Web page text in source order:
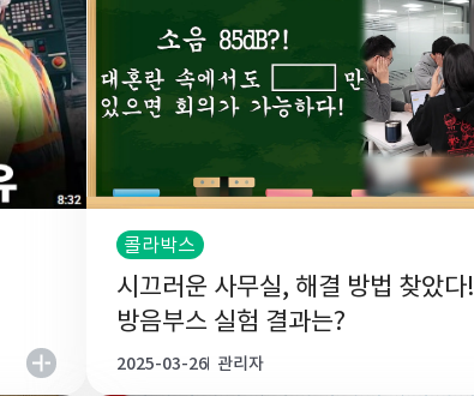
콜라박스
시끄러운 사무실, 해결 방법 찾았다!
방음부스 실험 결과는?
2025-03-26 관리자